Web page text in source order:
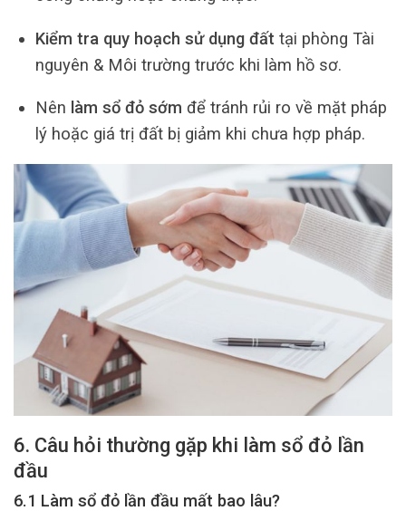
Kiểm tra quy hoạch sử dụng đất tại phòng Tài
nguyên & Môi trường trước khi làm hồ sơ.
Nên làm sổ đỏ sớm để tránh rủi ro về mặt pháp
lý hoặc giá trị đất bị giảm khi chưa hợp pháp.
6. Câu hỏi thường gặp khi làm sổ đỏ lần
đầu
6.1 Làm sổ đỏ lần đầu mất bao lâu?